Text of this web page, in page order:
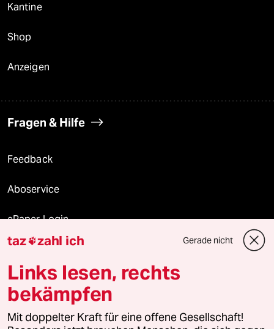
Kantine
Shop
Anzeigen
Fragen & Hilfe
Feedback
Aboservice
ePaper Login
Downloads für Abonnierende
© 2026 taz Verlags und Vertriebs GmbH
Alle Rechte vorbehalten. Bei rechtlichen Fragen oder für Genehmigungen
wenden Sie sich bitte an
lizenzen@taz.de
taz zahl ich Gerade nicht
Links lesen, rechts
bekämpfen
Mit doppelter Kraft für eine offene Gesellschaft!